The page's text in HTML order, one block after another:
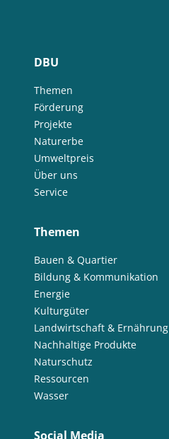
DBU
Themen
Förderung
Projekte
Naturerbe
Umweltpreis
Über uns
Service
Themen
Bauen & Quartier
Bildung & Kommunikation
Energie
Kulturgüter
Landwirtschaft & Ernährung
Nachhaltige Produkte
Naturschutz
Ressourcen
Wasser
Social Media